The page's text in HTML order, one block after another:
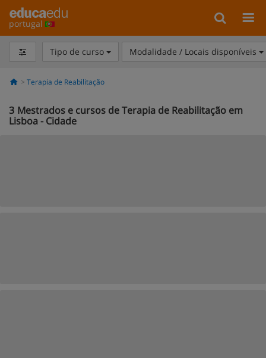
portugal
Tipo de curso Modalidade / Locais disponíveis
Terapia de Reabilitação
3 Mestrados e cursos de Terapia de Reabilitação em
Lisboa - Cidade